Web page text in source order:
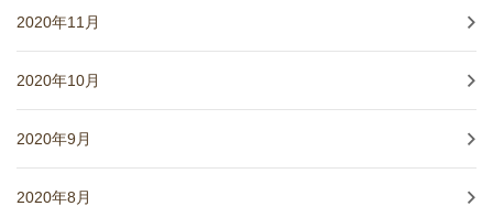
2020年11月
2020年10月
2020年9月
2020年8月